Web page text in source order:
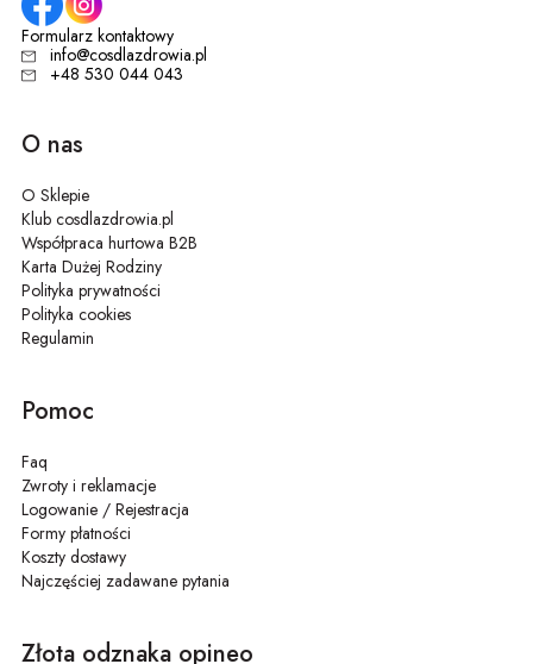
Formularz kontaktowy
info@cosdlazdrowia.pl
+48 530 044 043
O nas
O Sklepie
Klub cosdlazdrowia.pl
Współpraca hurtowa B2B
Karta Dużej Rodziny
Polityka prywatności
Polityka cookies
Regulamin
Pomoc
Faq
Zwroty i reklamacje
Logowanie / Rejestracja
Formy płatności
Koszty dostawy
Najczęściej zadawane pytania
Złota odznaka opineo